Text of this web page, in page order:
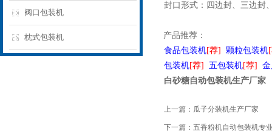
阀口包装机
枕式包装机
封口形式：四边封、三边封
产品推荐：
食品包装机[荐] 颗粒包装机
包装机[荐] 五包装机[荐]
白砂糖自动包装机生产厂家
上一篇： 瓜子分装机生产厂家
下一篇： 五香粉机自动包装机专